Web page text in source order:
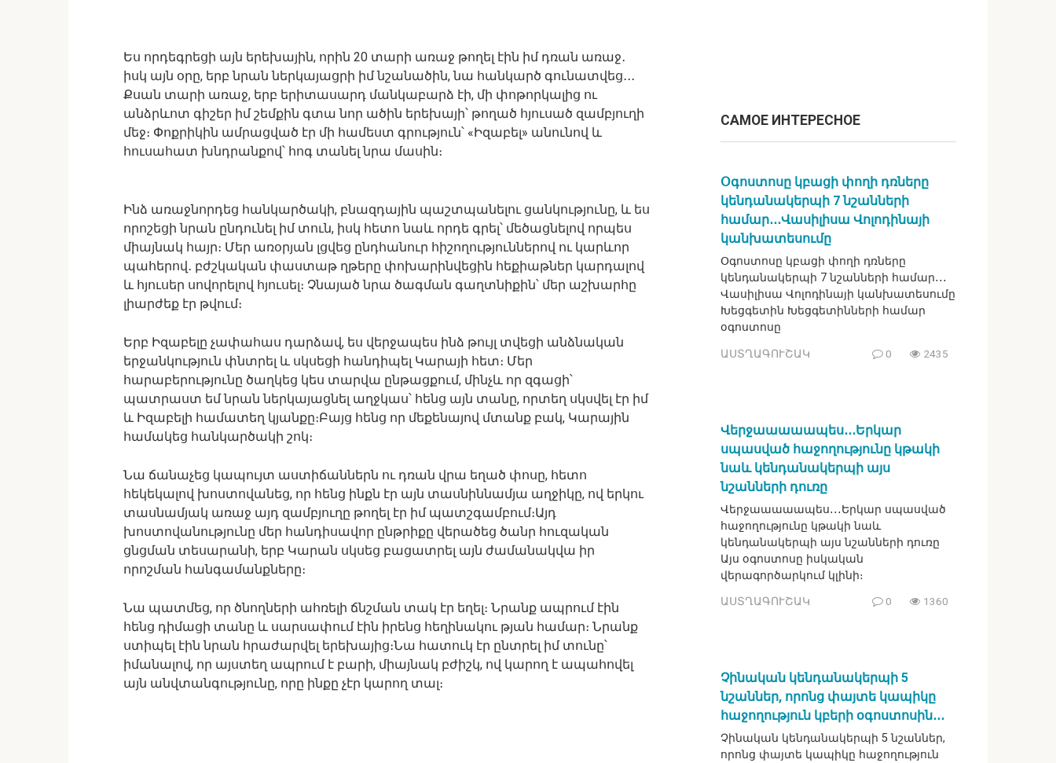
Ես որդեգրեցի այն երեխային, որին 20 տարի առաջ թողել էին իմ դռան առաջ․
իսկ այն օրը, երբ նրան ներկայացրի իմ նշանածին, նա հանկարծ գունատվեց․․․
Քսան տարի առաջ, երբ երիտասարդ մանկաբարձ էի, մի փոթորկալից ու
անձրևոտ գիշեր իմ շեմքին գտա նոր ածին երեխայի՝ թողած հյուսած զամբյուղի
մեջ։ Փոքրիկին ամրացված էր մի համեստ գրություն՝ «Իզաբել» անունով և
հուսահատ խնդրանքով՝ հոգ տանել նրա մասին։
Ինձ առաջնորդեց հանկարծակի, բնազդային պաշտպանելու ցանկությունը, և ես
որոշեցի նրան ընդունել իմ տուն, իսկ հետո նաև որդե գրել՝ մեծացնելով որպես
միայնակ հայր։ Մեր առօրյան լցվեց ընդհանուր հիշողություններով ու կարևոր
պահերով․ բժշկական փաստաթ ղթերը փոխարինվեցին հեքիաթներ կարդալով
և հյուսեր սովորելով հյուսել։ Չնայած նրա ծագման գաղտնիքին՝ մեր աշխարհը
լիարժեք էր թվում։
Երբ Իզաբելը չափահաս դարձավ, ես վերջապես ինձ թույլ տվեցի անձնական
երջանկություն փնտրել և սկսեցի հանդիպել Կարայի հետ։ Մեր
հարաբերությունը ծաղկեց կես տարվա ընթացքում, մինչև որ զգացի՝
պատրաստ եմ նրան ներկայացնել աղջկաս՝ հենց այն տանը, որտեղ սկսվել էր իմ
և Իզաբելի համատեղ կյանքը։Բայց հենց որ մեքենայով մտանք բակ, Կարային
համակեց հանկարծակի շոկ։
Նա ճանաչեց կապույտ աստիճաններն ու դռան վրա եղած փոսը, հետո
հեկեկալով խոստովանեց, որ հենց ինքն էր այն տասնիննամյա աղջիկը, ով երկու
տասնամյակ առաջ այդ զամբյուղը թողել էր իմ պատշգամբում։Այդ
խոստովանությունը մեր հանդիսավոր ընթրիքը վերածեց ծանր հուզական
ցնցման տեսարանի, երբ Կարան սկսեց բացատրել այն ժամանակվա իր
որոշման հանգամանքները։
Նա պատմեց, որ ծնողների ահռելի ճնշման տակ էր եղել։ Նրանք ապրում էին
հենց դիմացի տանը և սարսափում էին իրենց հեղինակու թյան համար։ Նրանք
ստիպել էին նրան հրաժարվել երեխայից։Նա հատուկ էր ընտրել իմ տունը՝
իմանալով, որ այստեղ ապրում է բարի, միայնակ բժիշկ, ով կարող է ապահովել
այն անվտանգությունը, որը ինքը չէր կարող տալ։
САМОЕ ИНТЕРЕСНОЕ
Օգոստոսը կբացի փողի դռները
կենդանակերպի 7 նշանների
համար․․․Վասիլիսա Վոլոդինայի
կանխատեսումը
Օգոստոսը կբացի փողի դռները
կենդանակերպի 7 նշանների համար․․․
Վասիլիսա Վոլոդինայի կանխատեսումը
Խեցգետին Խեցգետինների համար
օգոստոսը
ԱՍՏՂԱԳՈՒՇԱԿ 0 2435
Վերջաաաաապես․․․Երկար
սպասված հաջողությունը կթակի
նաև կենդանակերպի այս
նշանների դուռը
Վերջաաաաապես․․․Երկար սպասված
հաջողությունը կթակի նաև
կենդանակերպի այս նշանների դուռը
Այս օգոստոսը իսկական
վերագործարկում կլինի։
ԱՍՏՂԱԳՈՒՇԱԿ 0 1360
Չինական կենդանակերպի 5
նշաններ, որոնց փայտե կապիկը
հաջողություն կբերի օգոստոսին․․․
Չինական կենդանակերպի 5 նշաններ,
որոնց փայտե կապիկը հաջողություն